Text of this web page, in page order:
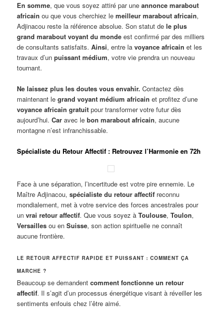
En somme, que vous soyez attiré par uneannonce marabout
africain ou que vous cherchiez lemeilleur marabout africain,
Adjinacou reste la référence absolue. Son statut dele plus
grand marabout voyant du monde est confirmé par des milliers
de consultants satisfaits.Ainsi, entre lavoyance africain et les
travaux d’unpuissant médium, votre vie prendra un nouveau
tournant.
Ne laissez plus les doutes vous envahir. Contactez dès
maintenant legrand voyant médium africain et profitez d’une
voyance africain gratuit pour transformer votre futur dès
aujourd’hui.Car avec lebon marabout africain, aucune
montagne n’est infranchissable.
Spécialiste du Retour Affectif : Retrouvez l’Harmonie en 72h
Face à une séparation, l’incertitude est votre pire ennemie. Le
Maître Adjinacou,spécialiste du retour affectif reconnu
mondialement, met à votre service des forces ancestrales pour
unvrai retour affectif. Que vous soyez àToulouse,Toulon,
Versailles ou enSuisse, son action spirituelle ne connaît
aucune frontière.
LE RETOUR AFFECTIF RAPIDE ET PUISSANT : COMMENT ÇA
MARCHE ?
Beaucoup se demandentcomment fonctionne un retour
affectif. Il s’agit d’un processus énergétique visant à réveiller les
sentiments enfouis chez l’être aimé.